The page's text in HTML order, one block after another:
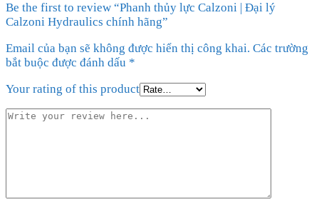
Be the first to review “Phanh thủy lực Calzoni | Đại lý
Calzoni Hydraulics chính hãng”
Email của bạn sẽ không được hiển thị công khai. Các trường
bắt buộc được đánh dấu *
Your rating of this product